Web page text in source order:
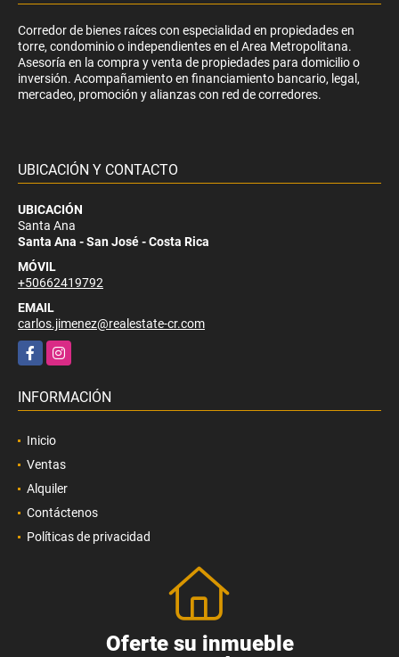
Corredor de bienes raíces con especialidad en propiedades en
torre, condominio o independientes en el Area Metropolitana.
Asesoría en la compra y venta de propiedades para domicilio o
inversión. Acompañamiento en financiamiento bancario, legal,
mercadeo, promoción y alianzas con red de corredores.
UBICACIÓN Y CONTACTO
UBICACIÓN
Santa Ana
Santa Ana - San José - Costa Rica
MÓVIL
+50662419792
EMAIL
carlos.jimenez@realestate-cr.com
FacebookInstagram
INFORMACIÓN
Inicio
Ventas
Alquiler
Contáctenos
Políticas de privacidad
Oferte su inmueble